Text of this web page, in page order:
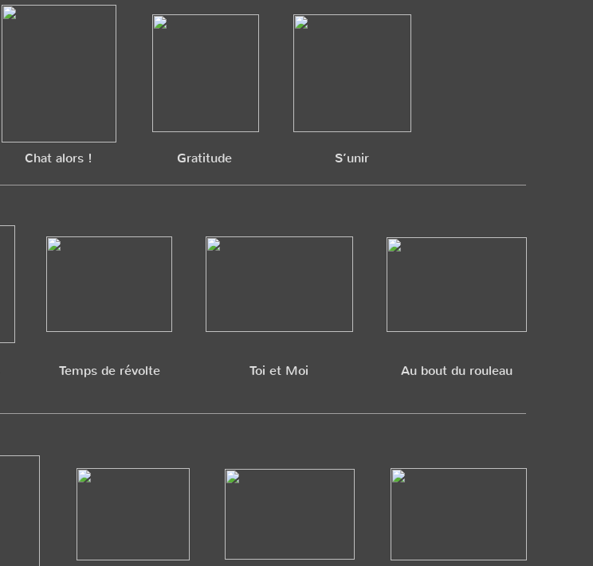
Chat alors ! Gratitude S’unir
Temps de révolte Toi et Moi Au bout du rouleau